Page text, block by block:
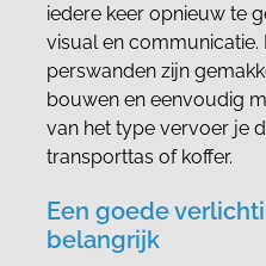
iedere keer opnieuw te
visual en communicatie.
perswanden zijn
bouwen en eenvoudig
van het type vervoer je
transporttas of koffer.
Een goede
belangrijk